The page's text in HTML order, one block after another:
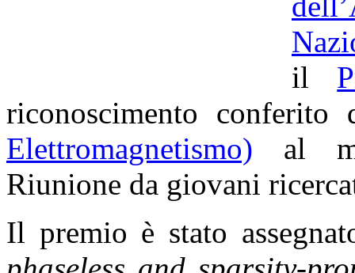
il
riconoscimento
Elettromagnetismo) al
Riunione da giovani
Il premio è stato